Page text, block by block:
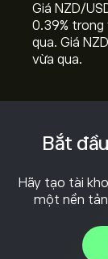
Bắt
Hãy tạo tài
một nền
Giá NZD/
‎0.39‎% trong
qua. Giá
vừa qua.